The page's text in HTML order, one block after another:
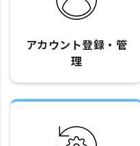
アカウント登録・管
理